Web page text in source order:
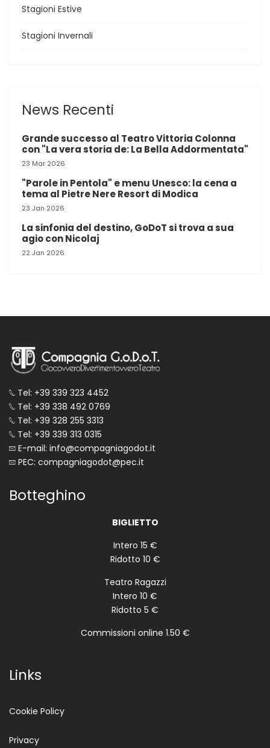
Stagioni Estive
Stagioni Invernali
News Recenti
Grande successo al Teatro Vittoria Colonna
con "La vera storia de: La Bella Addormentata"
23 Mar 2026
"Parole in Pentola" e menu Unesco: la cena a
tema al Pietre Nere Resort di Modica
23 Jan 2026
La sinfonia del destino, GoDoT si trova a sua
agio con Nicolaj
22 Jan 2026
Tel: +39 339 323 4452
Tel: +39 338 492 0769
Tel: +39 328 255 3313
Tel: +39 339 313 0315
E-mail: info@compagniagodot.it
PEC: compagniagodot@pec.it
Botteghino
BIGLIETTO
Intero 15 €
Ridotto 10 €
Teatro Ragazzi
Intero 10 €
Ridotto 5 €
Commissioni online 1.50 €
Links
Cookie Policy
Privacy